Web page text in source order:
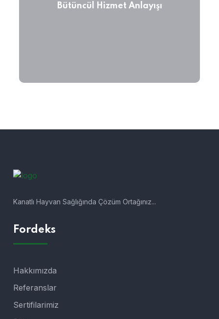
Bütüncül Hizmet Anlayışı
Kanatlı Hayvan Sağlığında Çözüm Ortağınız...
Fordeks
Hakkımızda
Referanslar
Sertifilarimiz